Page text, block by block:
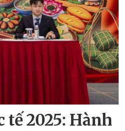
tế 2025: Hành